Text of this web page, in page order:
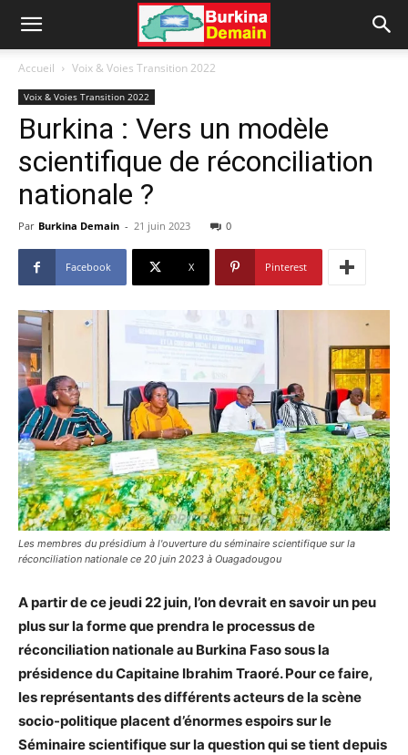
Accueil Voix & Voies Transition 2022
Voix & Voies Transition 2022
Burkina : Vers un modèle
scientifique de réconciliation
nationale ?
Par Burkina Demain - 21 juin 2023 0
Facebook X Pinterest
Les membres du présidium à l'ouverture du séminaire scientifique sur la
réconciliation nationale ce 20 juin 2023 à Ouagadougou
A partir de ce jeudi 22 juin, l’on devrait en savoir un peu
plus sur la forme que prendra le processus de
réconciliation nationale au Burkina Faso sous la
présidence du Capitaine Ibrahim Traoré. Pour ce faire,
les représentants des différents acteurs de la scène
socio-politique placent d’énormes espoirs sur le
Séminaire scientifique sur la question qui se tient depuis